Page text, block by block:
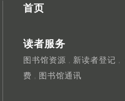
首页
读者服务
图书馆资源 ， 新读者登记 ，
费 ， 图书馆通讯